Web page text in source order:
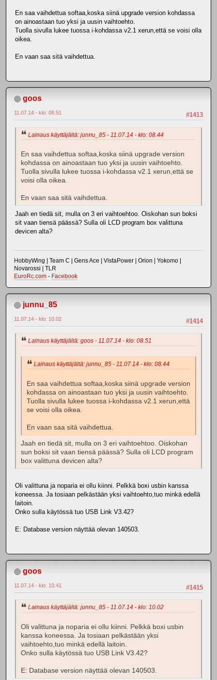
En saa vaihdettua softaa,koska siinä upgrade version kohdassa
on ainoastaan tuo yksi ja uusin vaihtoehto.
Tuolla sivulla lukee tuossa i-kohdassa v2.1 xerun,että se voisi olla
oikea.
En vaan saa sitä vaihdettua.
goos
#1413
11.07.14 - klo: 08.51
Lainaus käyttäjältä: junnu_85 - 11.07.14 - klo: 08.44
En saa vaihdettua softaa,koska siinä upgrade version
kohdassa on ainoastaan tuo yksi ja uusin vaihtoehto.
Tuolla sivulla lukee tuossa i-kohdassa v2.1 xerun,että se
voisi olla oikea.
En vaan saa sitä vaihdettua.
Jaah en tiedä sit, mulla on 3 eri vaihtoehtoo. Oiskohan sun boksi
sit vaan tiensä päässä? Sulla oli LCD program box valittuna
devicen alta?
HobbyWing | Team C | Gens Ace | VistaPower | Orion | Yokomo |
Novarossi | TLR
EuroRc.com - Facebook
junnu_85
#1414
11.07.14 - klo: 10.02
Lainaus käyttäjältä: goos - 11.07.14 - klo: 08.51
Lainaus käyttäjältä: junnu_85 - 11.07.14 - klo: 08.44
En saa vaihdettua softaa,koska siinä upgrade version
kohdassa on ainoastaan tuo yksi ja uusin vaihtoehto.
Tuolla sivulla lukee tuossa i-kohdassa v2.1 xerun,että
se voisi olla oikea.
En vaan saa sitä vaihdettua.
Jaah en tiedä sit, mulla on 3 eri vaihtoehtoo. Oiskohan
sun boksi sit vaan tiensä päässä? Sulla oli LCD program
box valittuna devicen alta?
Oli valittuna ja noparia ei ollu kiinni. Pelkkä boxi usbin kanssa
koneessa. Ja tosiaan pelkästään yksi vaihtoehto,tuo minkä edellä
laitoin.
Onko sulla käytössä tuo USB Link V3.42?
E: Database version näyttää olevan 140503.
goos
#1415
11.07.14 - klo: 10.41
Lainaus käyttäjältä: junnu_85 - 11.07.14 - klo: 10.02
Oli valittuna ja noparia ei ollu kiinni. Pelkkä boxi usbin
kanssa koneessa. Ja tosiaan pelkästään yksi
vaihtoehto,tuo minkä edellä laitoin.
Onko sulla käytössä tuo USB Link V3.42?
E: Database version näyttää olevan 140503.